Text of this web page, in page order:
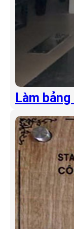
Làm